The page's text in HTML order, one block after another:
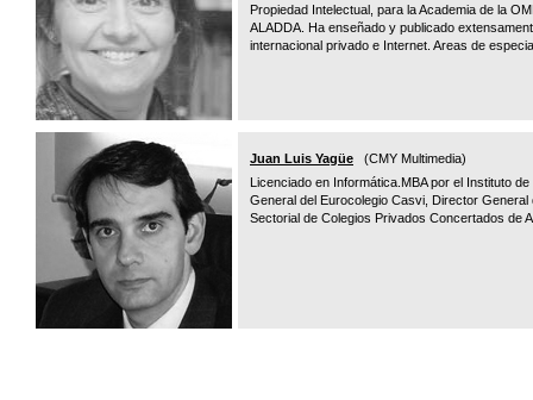
Propiedad Intelectual, para la Academia de la
ALADDA. Ha enseñado y publicado
internacional privado e Internet. Areas de
Juan Luis Yagüe (CMY Multimedia)
Licenciado en Informática.MBA por el Instituto
General del Eurocolegio Casvi, Director
Sectorial de Colegios Privados Concertados de